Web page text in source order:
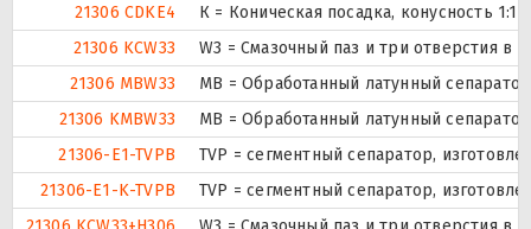
21306 CDKE4
К = Коническая посадка, конусность 1:12.
21306 KCW33
W3 = Смазочный паз и три отверстия в
21306 MBW33
MB = Обработанный латунный
21306 KMBW33
MB = Обработанный латунный
21306-E1-TVPB
TVP = сегментный сепаратор,
21306-E1-K-TVPB
TVP = сегментный сепаратор,